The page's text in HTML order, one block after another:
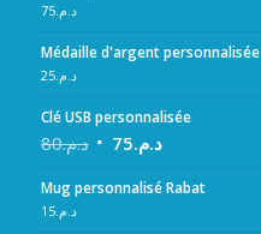
د.م.75
Médaille d'argent personnalisée
د.م.25
Clé USB personnalisée
د.م.80 د.م.75
Mug personnalisé Rabat
د.م.15